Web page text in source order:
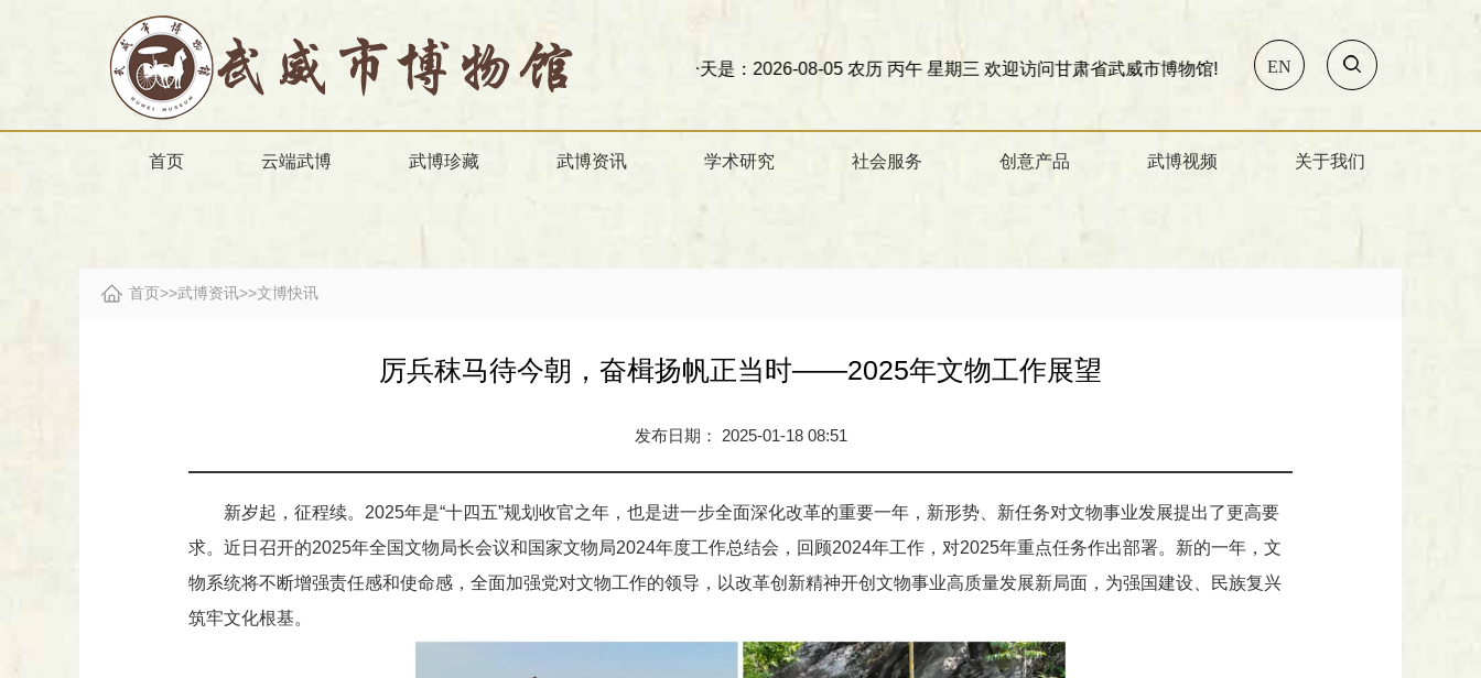
今天是：2026-08-05 农历 丙午 星期三欢迎访问甘肃省武威市博物馆! EN
首页 云端武博 武博珍藏 武博资讯 学术研究 社会服务 创意产品 武博视频 关于我们
首页>>武博资讯>>文博快讯
厉兵秣马待今朝，奋楫扬帆正当时——2025年文物工作展望
发布日期： 2025-01-18 08:51
新岁起，征程续。2025年是“十四五”规划收官之年，也是进一步全面深化改革的重要一年，新形势、新任务对文物事业发展提出了更高要
求。近日召开的2025年全国文物局长会议和国家文物局2024年度工作总结会，回顾2024年工作，对2025年重点任务作出部署。新的一年，文
物系统将不断增强责任感和使命感，全面加强党对文物工作的领导，以改革创新精神开创文物事业高质量发展新局面，为强国建设、民族复兴
筑牢文化根基。